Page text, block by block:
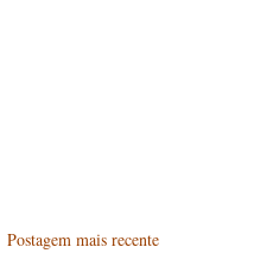
Postagem mais recente